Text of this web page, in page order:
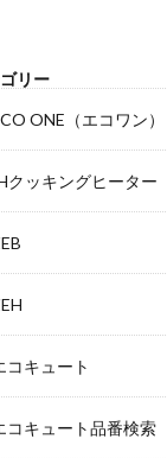
リー
ONE（エコワン）
クッキングヒーター
コキュート
コキュート品番検索